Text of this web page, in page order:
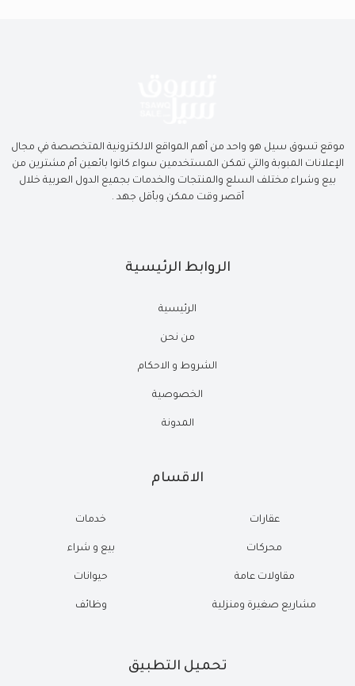
موقع تسوق سيل هو واحد من أهم المواقع الالكترونية المتخصصة في مجال
الإعلانات المبوبة والتي تمكن المستخدمين سواء كانوا بائعين أم مشترين من
بيع وشراء مختلف السلع والمنتجات والخدمات بجميع الدول العربية خلال
أقصر وقت ممكن وبأقل جهد .
الروابط الرئيسية
الرئيسية
من نحن
الشروط و الاحكام
الخصوصية
المدونة
الاقسام
عقارات
محركات
مقاولات عامة
مشاريع صغيرة ومنزلية
خدمات
بيع و شراء
حيوانات
وظائف
تحميل التطبيق